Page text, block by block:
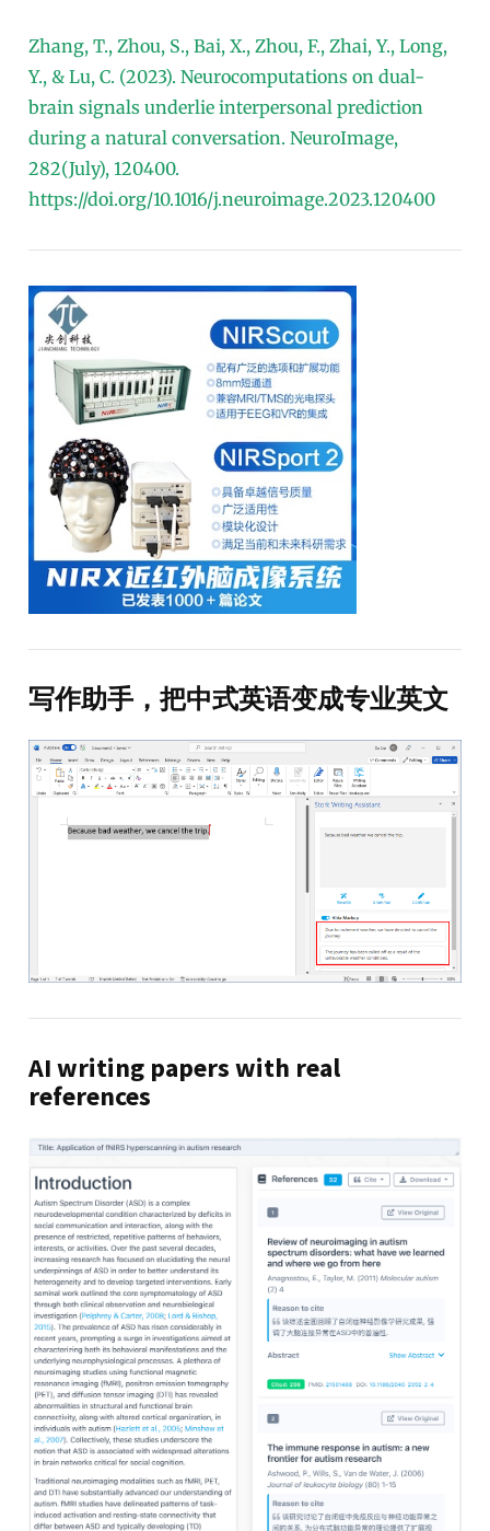
Zhang, T., Zhou, S., Bai, X., Zhou, F., Zhai, Y., Long,
Y., & Lu, C. (2023). Neurocomputations on dual-
brain signals underlie interpersonal prediction
during a natural conversation. NeuroImage,
282(July), 120400.
https://doi.org/10.1016/j.neuroimage.2023.120400
写作助手，把中式英语变成专业英文
AI writing papers with real
references